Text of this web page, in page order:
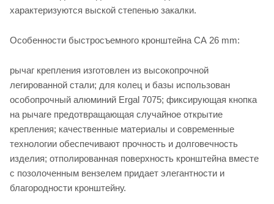
характеризуются выской степенью закалки.
Особенности быстросъемного кронштейна СА 26 mm:
рычаг крепления изготовлен из высокопрочной
легированной стали; для колец и базы использован
особопрочный алюминий Ergal 7075; фиксирующая кнопка
на рычаге предотвращающая случайное открытие
крепления; качественные материалы и современные
технологии обеспечивают прочность и долговечность
изделия; отполированная поверхность кронштейна вместе
с позолоченным вензелем придает элегантности и
благородности кронштейну.